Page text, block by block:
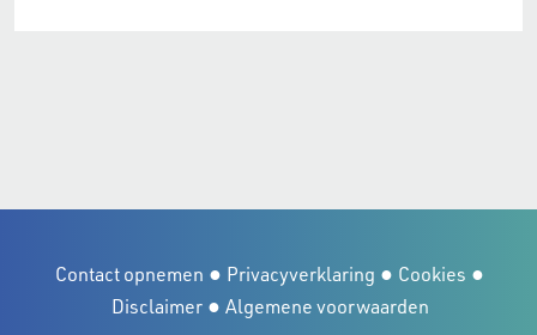
Contact opnemen ● Privacyverklaring ● Cookies ●
Disclaimer● Algemene voorwaarden